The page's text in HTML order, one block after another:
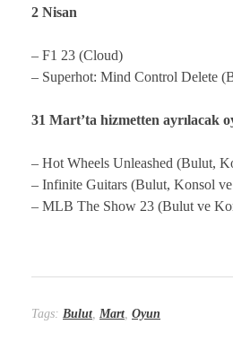
2 Nisan
– F1 23 (Cloud)
– Superhot: Mind Control Delete
31 Mart’ta hizmetten ayrılacak
– Hot Wheels Unleashed (Bulut,
– Infinite Guitars (Bulut, Konsol
– MLB The Show 23 (Bulut ve
Tags: Bulut, Mart, Oyun